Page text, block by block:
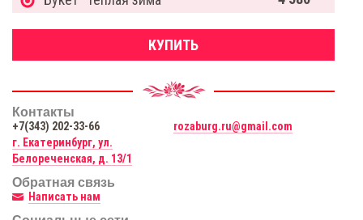
КУПИТЬ
Контакты
+7(343) 202-33-66
rozaburg.ru@gmail.com
г. Екатеринбург, ул.
Белореченская, д. 13/1
Обратная связь
Написать нам